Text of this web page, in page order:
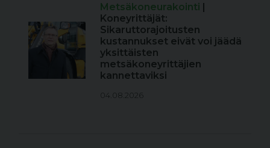
Metsäkoneurakointi |
Koneyrittäjät:
Sikaruttorajoitusten
kustannukset eivät voi jäädä
yksittäisten
metsäkoneyrittäjien
kannettaviksi
04.08.2026